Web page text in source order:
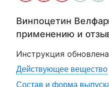
Винпоцетин
применению и
Инструкция обновлена
Действующее вещество
Состав и форма